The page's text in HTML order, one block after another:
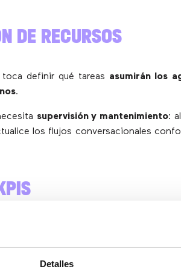
Detalles
DE RECURSOS
definir qué tareas asumirán los
.
supervisión y mantenimiento:
los flujos conversacionales
por el agente IA vs. el humano,